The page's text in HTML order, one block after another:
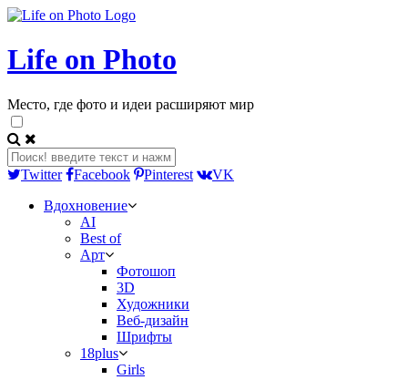
Life on Photo
Место, где фото и идеи расширяют мир
Twitter Facebook Pinterest
VK
Вдохновение
AI
Best of
Арт
Фотошоп
3D
Художники
Веб-дизайн
Шрифты
18plus
Girls